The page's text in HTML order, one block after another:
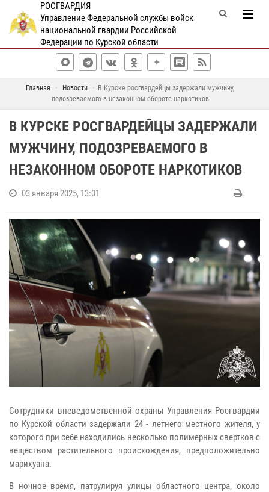
РОСГВАРДИЯ
Управление Федеральной службы войск
национальной гвардии Российской
Федерации по Курской области
Главная Новости
В Курске росгвардейцы задержали мужчину,
подозреваемого в незаконном обороте наркотиков
В КУРСКЕ РОСГВАРДЕЙЦЫ ЗАДЕРЖАЛИ
МУЖЧИНУ, ПОДОЗРЕВАЕМОГО В
НЕЗАКОННОМ ОБОРОТЕ НАРКОТИКОВ
03 января 2025, 13:01
Сотрудники вневедомственной охраны Управления Росгвардии
по Курской области задержали 24 - летнего местного жителя, у
которого при себе находились несколько полимерных свертков с
веществом растительного происхождения, предположительно
марихуана.
В ночное время, патрулируя улицы областного центра, около